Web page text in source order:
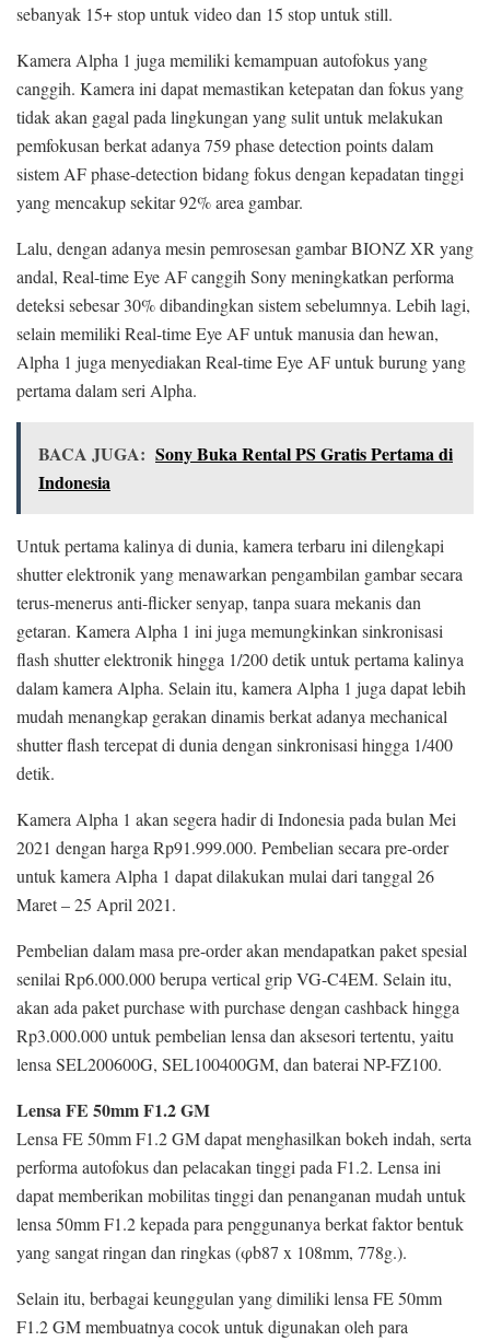
sebanyak 15+ stop untuk video dan 15 stop untuk still.
Kamera Alpha 1 juga memiliki kemampuan autofokus yang
canggih. Kamera ini dapat memastikan ketepatan dan fokus yang
tidak akan gagal pada lingkungan yang sulit untuk melakukan
pemfokusan berkat adanya 759 phase detection points dalam
sistem AF phase-detection bidang fokus dengan kepadatan tinggi
yang mencakup sekitar 92% area gambar.
Lalu, dengan adanya mesin pemrosesan gambar BIONZ XR yang
andal, Real-time Eye AF canggih Sony meningkatkan performa
deteksi sebesar 30% dibandingkan sistem sebelumnya. Lebih lagi,
selain memiliki Real-time Eye AF untuk manusia dan hewan,
Alpha 1 juga menyediakan Real-time Eye AF untuk burung yang
pertama dalam seri Alpha.
BACA JUGA: Sony Buka Rental PS Gratis Pertama di
Indonesia
Untuk pertama kalinya di dunia, kamera terbaru ini dilengkapi
shutter elektronik yang menawarkan pengambilan gambar secara
terus-menerus anti-flicker senyap, tanpa suara mekanis dan
getaran. Kamera Alpha 1 ini juga memungkinkan sinkronisasi
flash shutter elektronik hingga 1/200 detik untuk pertama kalinya
dalam kamera Alpha. Selain itu, kamera Alpha 1 juga dapat lebih
mudah menangkap gerakan dinamis berkat adanya mechanical
shutter flash tercepat di dunia dengan sinkronisasi hingga 1/400
detik.
Kamera Alpha 1 akan segera hadir di Indonesia pada bulan Mei
2021 dengan harga Rp91.999.000. Pembelian secara pre-order
untuk kamera Alpha 1 dapat dilakukan mulai dari tanggal 26
Maret – 25 April 2021.
Pembelian dalam masa pre-order akan mendapatkan paket spesial
senilai Rp6.000.000 berupa vertical grip VG-C4EM. Selain itu,
akan ada paket purchase with purchase dengan cashback hingga
Rp3.000.000 untuk pembelian lensa dan aksesori tertentu, yaitu
lensa SEL200600G, SEL100400GM, dan baterai NP-FZ100.
Lensa FE 50mm F1.2 GM
Lensa FE 50mm F1.2 GM dapat menghasilkan bokeh indah, serta
performa autofokus dan pelacakan tinggi pada F1.2. Lensa ini
dapat memberikan mobilitas tinggi dan penanganan mudah untuk
lensa 50mm F1.2 kepada para penggunanya berkat faktor bentuk
yang sangat ringan dan ringkas (φb87 x 108mm, 778g.).
Selain itu, berbagai keunggulan yang dimiliki lensa FE 50mm
F1.2 GM membuatnya cocok untuk digunakan oleh para